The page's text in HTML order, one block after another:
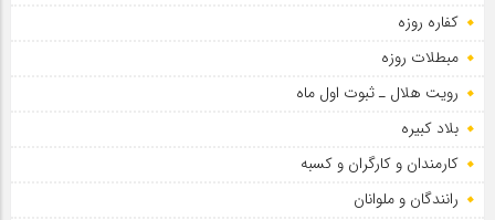
کفاره روزه
مبطلات روزه
رویت هلال ـ ثبوت اول ماه
بلاد کبیره
کارمندان و کارگران و کسبه
رانندگان و ملوانان